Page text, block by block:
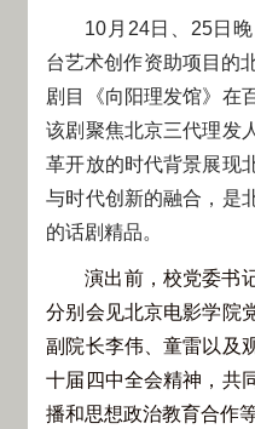
10月24日、25日
台艺术创作资助项目的
剧目《向阳理发馆》在
该剧聚焦北京三代理发
革开放的时代背景展现
与时代创新的融合，是
的话剧精品。
演出前，校党委书
分别会见北京电影学院
副院长李伟、童雷以及
十届四中全会精神，共
播和思想政治教育合作